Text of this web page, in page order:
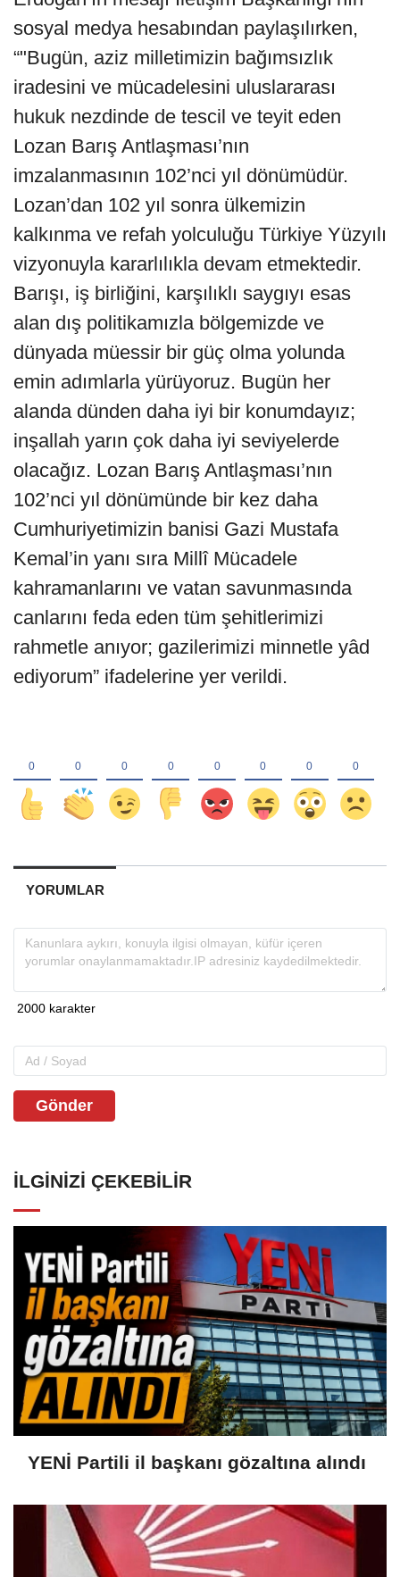
sosyal medya hesabından paylaşılırken,
“"Bugün, aziz milletimizin bağımsızlık
iradesini ve mücadelesini uluslararası
hukuk nezdinde de tescil ve teyit eden
Lozan Barış Antlaşması’nın
imzalanmasının 102’nci yıl dönümüdür.
Lozan’dan 102 yıl sonra ülkemizin
kalkınma ve refah yolculuğu Türkiye Yüzyılı
vizyonuyla kararlılıkla devam etmektedir.
Barışı, iş birliğini, karşılıklı saygıyı esas
alan dış politikamızla bölgemizde ve
dünyada müessir bir güç olma yolunda
emin adımlarla yürüyoruz. Bugün her
alanda dünden daha iyi bir konumdayız;
inşallah yarın çok daha iyi seviyelerde
olacağız. Lozan Barış Antlaşması’nın
102’nci yıl dönümünde bir kez daha
Cumhuriyetimizin banisi Gazi Mustafa
Kemal’in yanı sıra Millî Mücadele
kahramanlarını ve vatan savunmasında
canlarını feda eden tüm şehitlerimizi
rahmetle anıyor; gazilerimizi minnetle yâd
ediyorum” ifadelerine yer verildi.
YORUMLAR
Gönder
İLGINIZI ÇEKEBILIR
YENİ Partili il başkanı gözaltına alındı